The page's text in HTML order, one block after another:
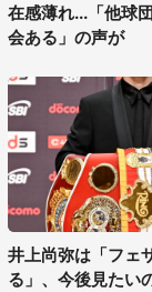
在感薄れ...「他球
会ある」の声が
井上尚弥は「フェ
る」、今後見たい